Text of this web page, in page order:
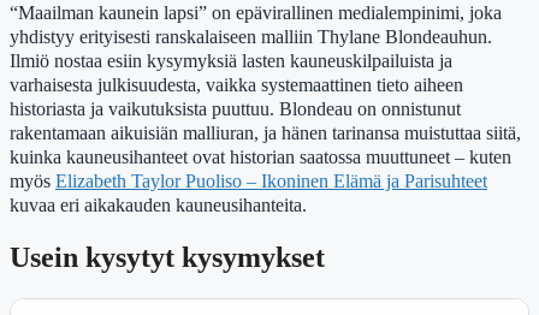
“Maailman kaunein lapsi” on epävirallinen medialempinimi, joka
yhdistyy erityisesti ranskalaiseen malliin Thylane Blondeauhun.
Ilmiö nostaa esiin kysymyksiä lasten kauneuskilpailuista ja
varhaisesta julkisuudesta, vaikka systemaattinen tieto aiheen
historiasta ja vaikutuksista puuttuu. Blondeau on onnistunut
rakentamaan aikuisiän malliuran, ja hänen tarinansa muistuttaa siitä,
kuinka kauneusihanteet ovat historian saatossa muuttuneet – kuten
myös Elizabeth Taylor Puoliso – Ikoninen Elämä ja Parisuhteet
kuvaa eri aikakauden kauneusihanteita.
Usein kysytyt kysymykset